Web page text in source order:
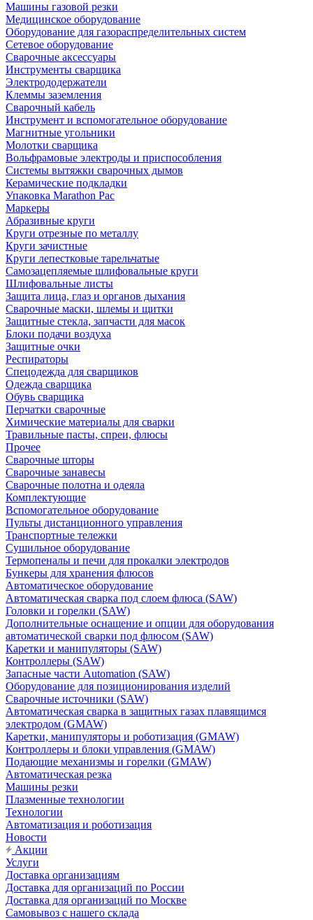
Машины газовой резки
Медицинское оборудование
Оборудование для газораспределительных систем
Сетевое оборудование
Сварочные аксессуары
Инструменты сварщика
Электрододержатели
Клеммы заземления
Сварочный кабель
Инструмент и вспомогательное оборудование
Магнитные угольники
Молотки сварщика
Вольфрамовые электроды и приспособления
Системы вытяжки сварочных дымов
Керамические подкладки
Упаковка Marathon Pac
Маркеры
Абразивные круги
Круги отрезные по металлу
Круги зачистные
Круги лепестковые тарельчатые
Самозацепляемые шлифовальные круги
Шлифовальные листы
Защита лица, глаз и органов дыхания
Сварочные маски, шлемы и щитки
Защитные стекла, запчасти для масок
Блоки подачи воздуха
Защитные очки
Респираторы
Спецодежда для сварщиков
Одежда сварщика
Обувь сварщика
Перчатки сварочные
Химические материалы для сварки
Травильные пасты, спреи, флюсы
Прочее
Сварочные шторы
Сварочные занавесы
Сварочные полотна и одеяла
Комплектующие
Вспомогательное оборудование
Пульты дистанционного управления
Транспортные тележки
Сушильное оборудование
Термопеналы и печи для прокалки электродов
Бункеры для хранения флюсов
Автоматическое оборудование
Автоматическая сварка под слоем флюса (SAW)
Головки и горелки (SAW)
Дополнительные оснащение и опции для оборудования
автоматической сварки под флюсом (SAW)
Каретки и манипуляторы (SAW)
Контроллеры (SAW)
Запасные части Automation (SAW)
Оборудование для позиционирования изделий
Сварочные источники (SAW)
Автоматическая сварка в защитных газах плавящимся
электродом (GMAW)
Каретки, манипуляторы и роботизация (GMAW)
Контроллеры и блоки управления (GMAW)
Подающие механизмы и горелки (GMAW)
Автоматическая резка
Машины резки
Плазменные технологии
Технологии
Автоматизация и роботизация
Новости
Акции
Услуги
Доставка организациям
Доставка для организаций по России
Доставка для организаций по Москве
Самовывоз с нашего склада